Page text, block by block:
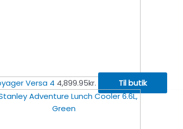
Versa 4 4,899.95kr. Til butik